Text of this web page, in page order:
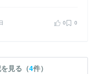
0 0
見る（4件）